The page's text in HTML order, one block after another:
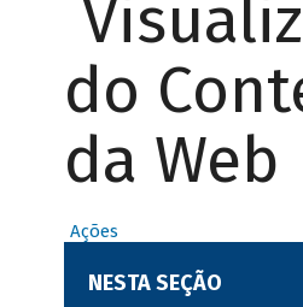
do
da Web
Ações
NESTA SEÇÃO